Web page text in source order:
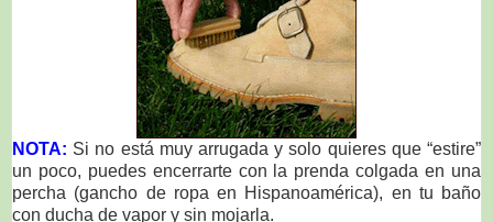
NOTA: Si no está muy arrugada y solo quieres que “estire”
un poco, puedes encerrarte con la prenda colgada en una
percha (gancho de ropa en Hispanoamérica), en tu baño
con ducha de vapor y sin mojarla.